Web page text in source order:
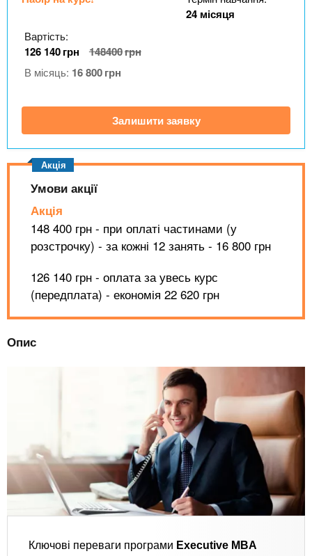
n
s
i
n
д
і
Онлайн курси
24 місяця
Вартість:
126 140грн 148400грн
В місяць: 16 800грн
Залишити заявку
Умови акції
Акція
148 400 грн - при оплаті частинами (у
розстрочку) - за кожні 12 занять - 16 800 грн
126 140 грн - оплата за увесь курс
(передплата) - економія 22 620 грн
Опис
Ключові переваги програми Executive MBA